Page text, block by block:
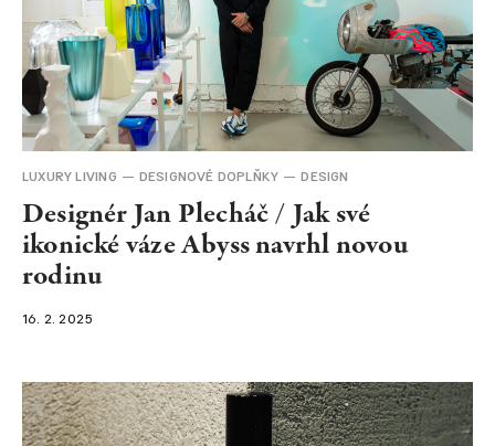
LUXURY LIVING DESIGNOVÉ DOPLŇKY DESIGN
Designér Jan Plecháč / Jak své
ikonické váze Abyss navrhl novou
rodinu
16. 2. 2025